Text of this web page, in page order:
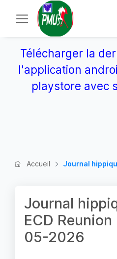
Télécharger la
l'application
playstore avec
Accueil Journal
Journal
ECD
05-2026